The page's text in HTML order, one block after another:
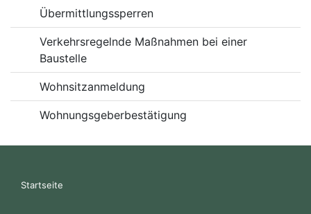
Übermittlungssperren
Verkehrsregelnde Maßnahmen bei einer
Baustelle
Wohnsitzanmeldung
Wohnungsgeberbestätigung
Startseite